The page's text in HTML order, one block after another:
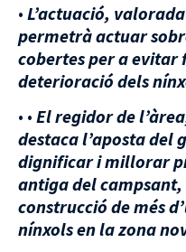
• L’actuació,
permetrà actuar
cobertes per a
deterioració dels
• • El regidor de
destaca l’aposta del
dignificar i millorar
antiga del
construcció de més
nínxols en la zona